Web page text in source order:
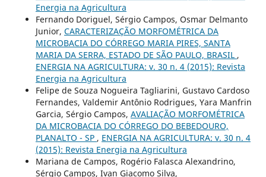
Energia na Agricultura
Fernando Doriguel, Sérgio Campos, Osmar Delmanto
Junior, CARACTERIZAÇÃO MORFOMÉTRICA DA
MICROBACIA DO CÓRREGO MARIA PIRES, SANTA
MARIA DA SERRA, ESTADO DE SÃO PAULO, BRASIL ,
ENERGIA NA AGRICULTURA: v. 30 n. 4 (2015): Revista
Energia na Agricultura
Felipe de Souza Nogueira Tagliarini, Gustavo Cardoso
Fernandes, Valdemir Antônio Rodrigues, Yara Manfrin
Garcia, Sérgio Campos, AVALIAÇÃO MORFOMÉTRICA
DA MICROBACIA DO CÓRREGO DO BEBEDOURO,
PLANALTO - SP , ENERGIA NA AGRICULTURA: v. 30 n. 4
(2015): Revista Energia na Agricultura
Mariana de Campos, Rogério Falasca Alexandrino,
Sérgio Campos, Ivan Giacomo Silva,